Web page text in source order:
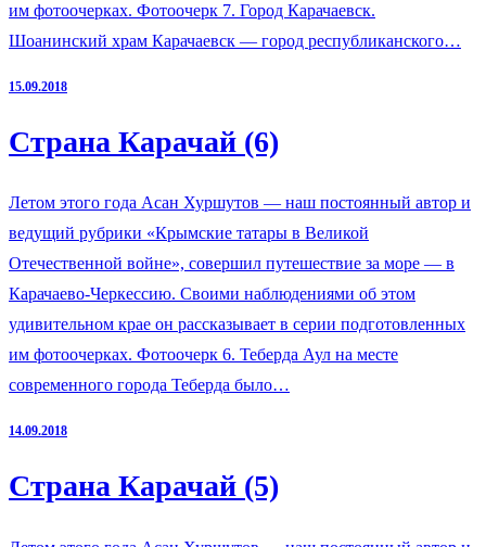
им фотоочерках. Фотоочерк 7. Город Карачаевск.
Шоанинский храм Карачаевск — город республиканского…
15.09.2018
Страна Карачай (6)
Летом этого года Асан Хуршутов — наш постоянный автор и
ведущий рубрики «Крымские татары в Великой
Отечественной войне», совершил путешествие за море — в
Карачаево-Черкессию. Своими наблюдениями об этом
удивительном крае он рассказывает в серии подготовленных
им фотоочерках. Фотоочерк 6. Теберда Аул на месте
современного города Теберда было…
14.09.2018
Страна Карачай (5)